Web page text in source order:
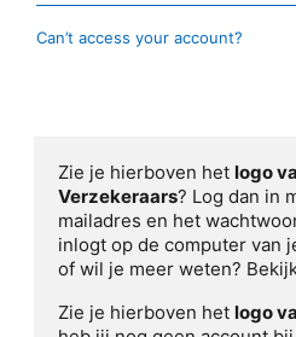
Can’t access your account?
Zie je hierboven het logo
Verzekeraars? Log dan in
mailadres en het
inlogt op de computer van
of wil je meer weten?
Zie je hierboven het logo